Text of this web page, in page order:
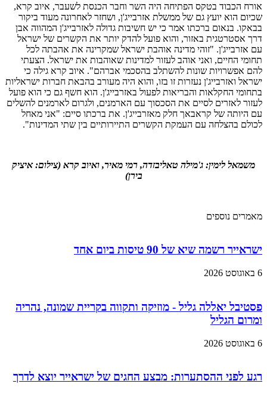
אורח הכבוד בטקס הפתיחה היה השר וחבר הכנסת לשעבר, איוב קרא,
שכיום הוא יועץ גם של ממשלת אזרבייג'ן, ושחזר לאחרונה מעוד ביקור
בבאקו. בנאום ברכתו אמר כי יש חשיבות גדולה לאזרבייג'ן המהווה אבן
דרך אסטרטגית באזור, והוא פועל להדק יותר את הקשרים של ישראל
עם אזרבייג'ן. "זוהי מדינה אוהבת ישראל שמקרינה את אהבתה לכל
תחומי החיים, ואני אוהב לעזור למדינות שאוהבות את ישראל. הצעתי
להם אפשרויות שונות להשתלב בהסכמי אברהם". איוב קרא גילה כי
ישראל ואזרבייג'ן נעזרות זו בזו, והוא היה מעורב בהבאת חברות ישראליות
בתחומי החקלאות והבריאות לפעול באזרבייג'ן. הוא חשף גם כי הוא פועל
לעזור לאזרים לסיים את הסכסוך עם הארמנים, ולגרום לארמנים להשלים
עם היותה של קראבאך חלק מאזרבייג'ן. את ברכתו סיים: "אני מאחל
לכולם בהצלחה עם העמקת הקשרים התיירותיים בין שתי המדינות".
משמאל לימין: ג'מילה טאליבזדה, רמי מאיר, ואיוב קרא (צילום: איציק
בירן)
מאמרים נוספים
ישראייר רשמה שיא של 90 טיסות ביום אחד
6 באוגוסט 2026
פסטיבל יאללה גליל - מוזיקה ותקווה בקריית שמונה, נהריה
ומרום הגליל
6 באוגוסט 2026
רגע לפני ההסתערות: מבצע החגים של ישראייר יוצא לדרך